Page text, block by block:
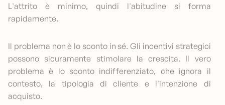
L'attrito è minimo, quindi l'abitudine si forma
rapidamente.
Il problema non è lo sconto in sé. Gli incentivi strategici
possono sicuramente stimolare la crescita. Il vero
problema è lo sconto indifferenziato, che ignora il
contesto, la tipologia di cliente e l'intenzione di
acquisto.